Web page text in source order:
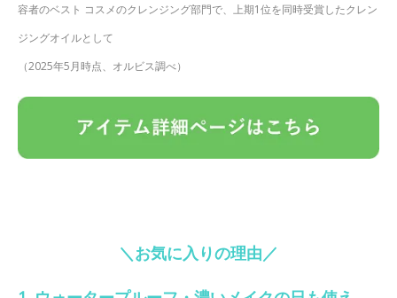
容者のベスト コスメのクレンジング部門で、上期1位を同時受賞したクレン
ジングオイルとして
（2025年5月時点、オルビス調べ）
＼お気に入りの理由／